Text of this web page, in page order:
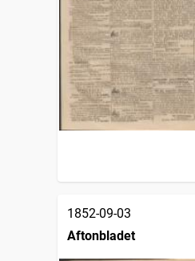
1852-09-03
Aftonbladet